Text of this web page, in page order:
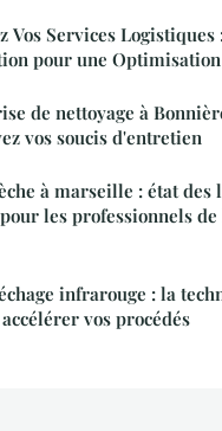
Vos Services Logistiques
pour une Optimisation
de nettoyage à
vos soucis d'entretien
à marseille : état des
les professionnels
infrarouge : la
vos procédés